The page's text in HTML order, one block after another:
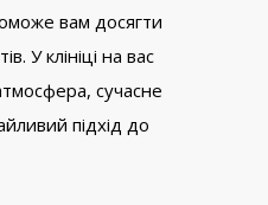
вам досягти
У клініці на вас
сучасне
підхід до